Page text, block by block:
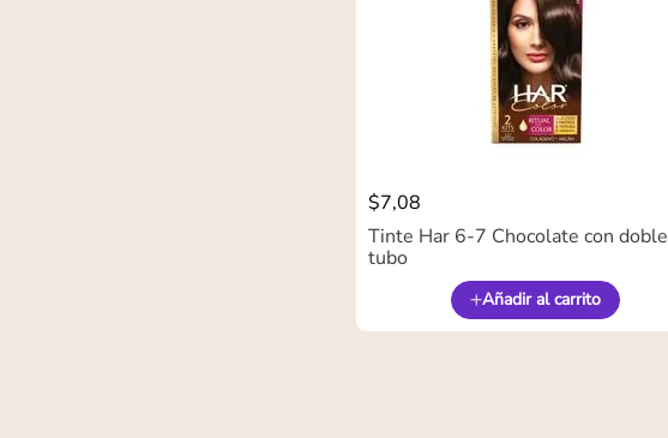
$7,08
Tinte Har 6-7 Chocolate con doble
tubo
Añadir al carrito